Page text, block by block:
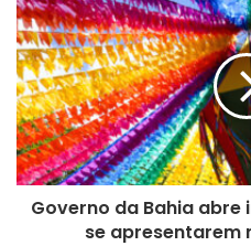
Governo da Bahia
se apresentarem